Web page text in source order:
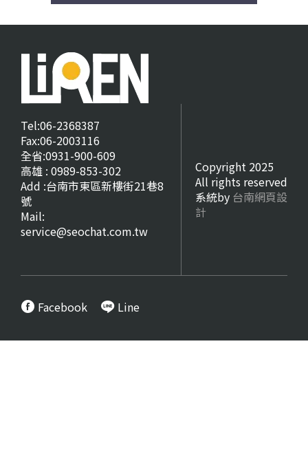
Tel:06-2368387
Fax:06-2003116
全省:0931-900-609
高雄 : 0989-853-302
Add :台南市東區新樓街21巷8
號
Mail:
service@seochat.com.tw
Copyright 2025
All rights reserved
系統by 台南網頁設
計
Facebook Line